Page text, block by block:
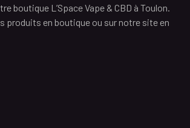
boutique L’Space Vape & CBD à Toulon.
produits en boutique ou sur notre site en